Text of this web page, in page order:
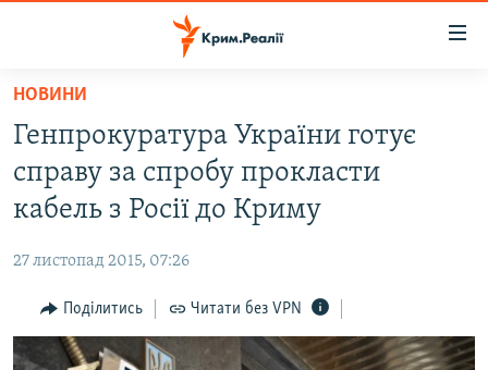
Перейти
основного
матеріалу
Перейти
до
основної
Перейти
до
пошуку
ВОДА.КРИМ
ВІДЕО ТА ФОТО
БЛОГИ
ПОГЛЯД
ІНТЕРВ'Ю
НОВИНИ
Генпрокуратура України готує
справу за спробу прокласти
кабель з Росії до Криму
27 листопад 2015, 07:26
Поділитись Читати без VPN